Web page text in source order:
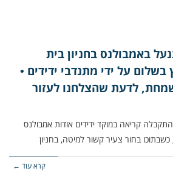
באמבולנס בחניון בית
על ידי מתנדבי ידידים •
לדעת שהצלחנו לעזור
היום (רביעי) בשעה 14:11 התקבלה קריאה במוקד ידידים אודות אמבולנס
בחור צעיר קשור למיטה, בחניון
קרא עוד ←